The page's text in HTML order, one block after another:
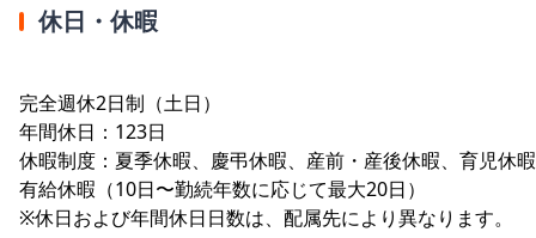
休日・休暇
完全週休2日制（土日）
年間休日：123日
休暇制度：夏季休暇、慶弔休暇、産前・産後休暇、育児休
有給休暇（10日〜勤続年数に応じて最大20日）
※休日および年間休日日数は、配属先により異なります。